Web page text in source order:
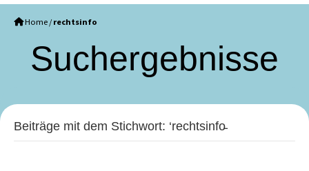
Home / rechtsinfo
Such­ergebnisse
Beiträge mit dem Stichwort: ‘rechtsinfo̵